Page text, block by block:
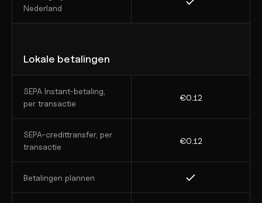
Nederland
Lokale betalingen
SEPA Instant-betaling,
per transactie
€0.12
SEPA-credittransfer, per
transactie
€0.12
Betalingen plannen